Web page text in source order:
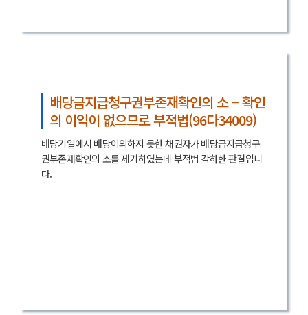
배당금지급청구권부존재확인의 소 – 확인
의 이익이 없으므로 부적법(96다34009)
배당기일에서 배당이의하지 못한 채권자가 배당금지급청구
권부존재확인의 소를 제기하였는데 부적법 각하한 판결입니
다.